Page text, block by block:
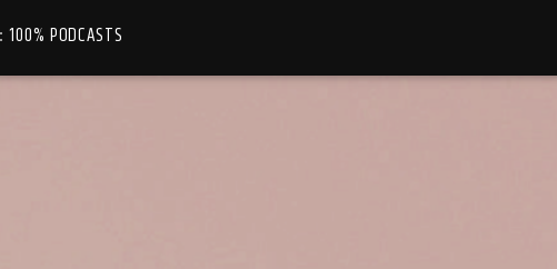
100% PODCASTS